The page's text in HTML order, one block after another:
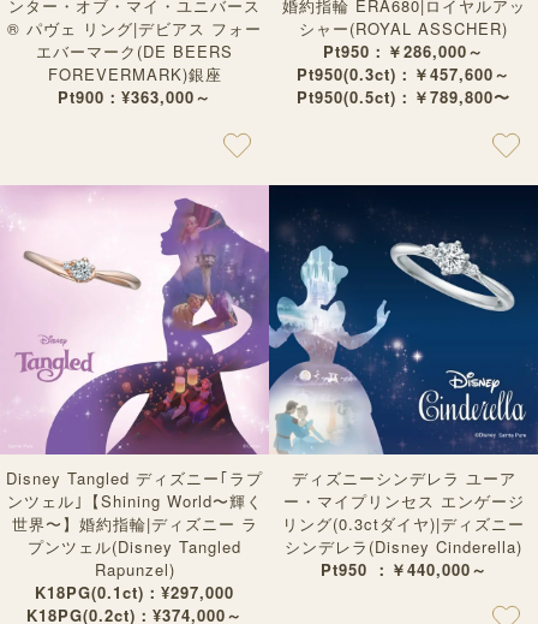
ンター・オブ・マイ・ユニバース
® パヴェ リング|デビアス フォー
エバーマーク(DE BEERS
FOREVERMARK)銀座
Pt900：¥363,000～
婚約指輪 ERA680|ロイヤルアッ
シャー(ROYAL ASSCHER)
Pt950：￥286,000～
Pt950(0.3ct)：￥457,600～
Pt950(0.5ct)：￥789,800〜
Disney Tangled ディズニー｢ラプ
ンツェル｣【Shining World〜輝く
世界〜】婚約指輪|ディズニー ラ
プンツェル(Disney Tangled
Rapunzel)
K18PG(0.1ct)：¥297,000
K18PG(0.2ct)：¥374,000～
ディズニーシンデレラ ユーア
ー・マイプリンセス エンゲージ
リング(0.3ctダイヤ)|ディズニー
シンデレラ(Disney Cinderella)
Pt950 ：￥440,000～